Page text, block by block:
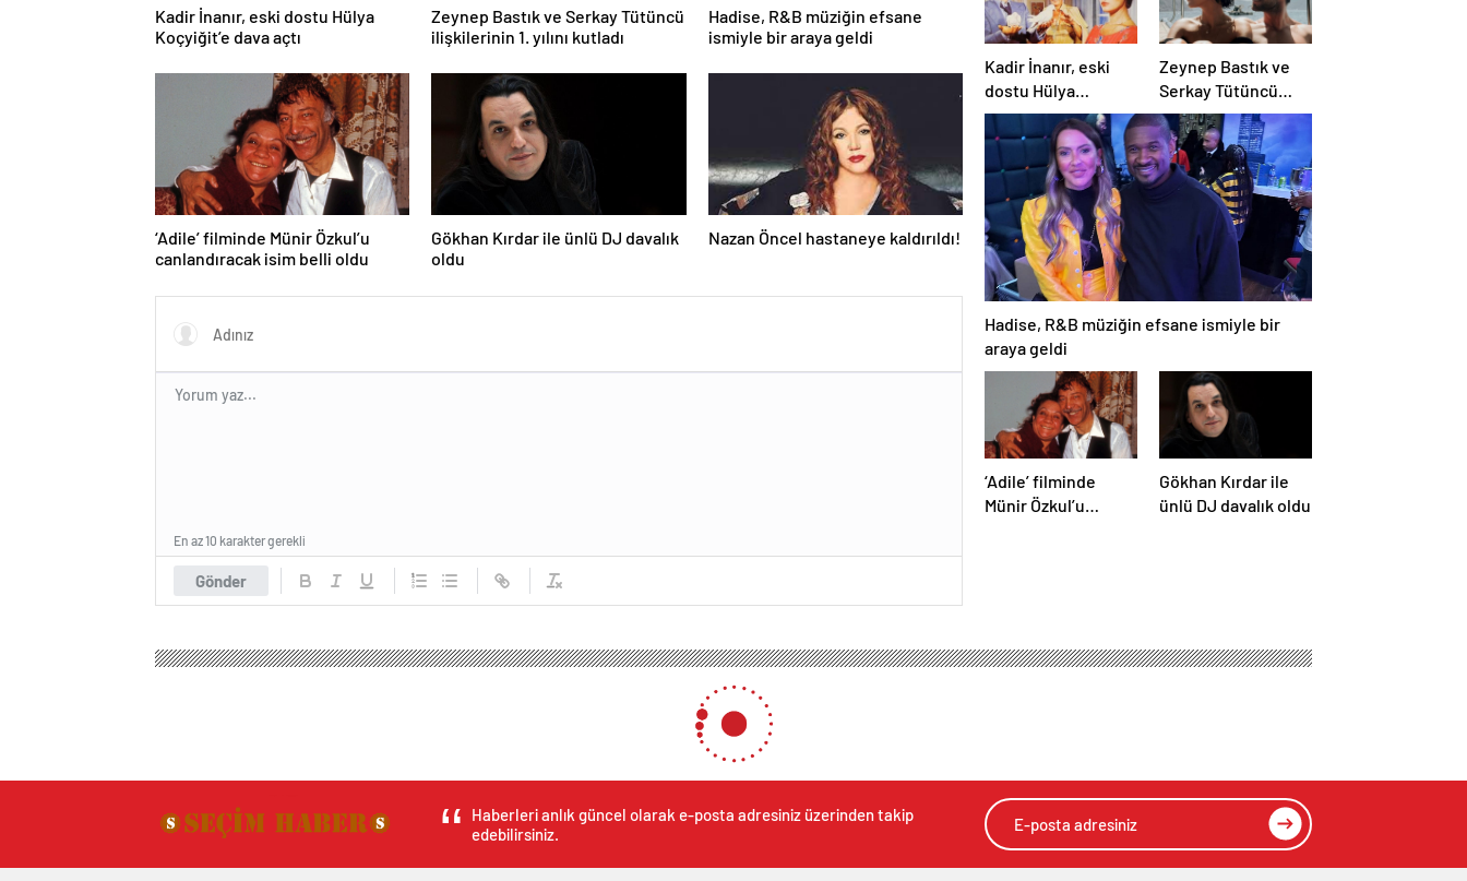
Kadir İnanır, eski dostu Hülya
Koçyiğit’e dava açtı
Zeynep Bastık ve Serkay Tütüncü
ilişkilerinin 1. yılını kutladı
Hadise, R&B müziğin efsane
ismiyle bir araya geldi
‘Adile’ filminde Münir Özkul’u
canlandıracak isim belli oldu
Gökhan Kırdar ile ünlü DJ davalık
oldu
Nazan Öncel hastaneye kaldırıldı!
Gönder
En az 10 karakter gerekli
Kadir İnanır, eski
dostu Hülya
Koçyiğit’e dava açtı
Zeynep Bastık ve
Serkay Tütüncü
ilişkilerinin 1. yılını
kutladı
Hadise, R&B müziğin efsane ismiyle bir
araya geldi
‘Adile’ filminde
Münir Özkul’u
Gökhan Kırdar ile
ünlü DJ davalık oldu
Haberleri anlık güncel olarak e-posta adresiniz üzerinden takip
edebilirsiniz.